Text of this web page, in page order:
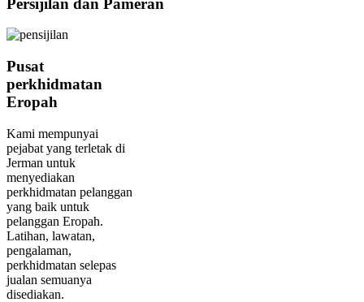
Pusat
perkhidmatan
Eropah
Kami mempunyai
pejabat yang terletak di
Jerman untuk
menyediakan
perkhidmatan pelanggan
yang baik untuk
pelanggan Eropah.
Latihan, lawatan,
pengalaman,
perkhidmatan selepas
jualan semuanya
disediakan.